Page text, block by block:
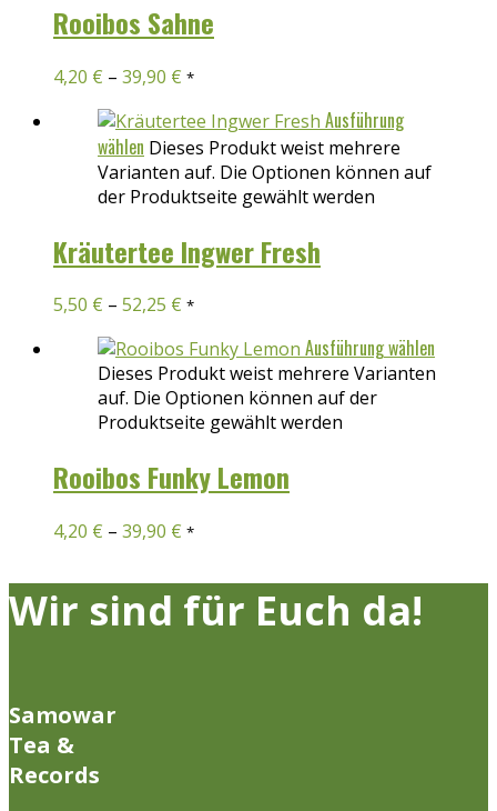
Rooibos Sahne
4,20 € – 39,90 € *
Ausführung
wählen Dieses Produkt weist mehrere
Varianten auf. Die Optionen können auf
der Produktseite gewählt werden
Kräutertee Ingwer Fresh
5,50 € – 52,25 € *
Ausführung wählen
Dieses Produkt weist mehrere Varianten
auf. Die Optionen können auf der
Produktseite gewählt werden
Rooibos Funky Lemon
4,20 € – 39,90 € *
Wir sind für Euch da!
Samowar
Tea &
Records